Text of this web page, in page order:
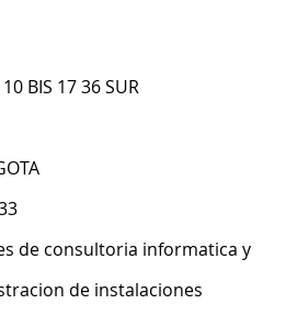
10 BIS 17 36 SUR
de consultoria informatica y
de instalaciones